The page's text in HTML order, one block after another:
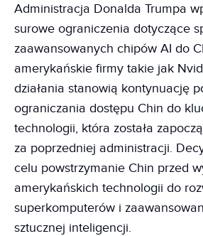
Administracja Donalda Trumpa
surowe ograniczenia dotyczące
zaawansowanych chipów AI do
amerykańskie firmy takie jak
działania stanowią kontynuację
ograniczania dostępu Chin do
technologii, która została
za poprzedniej administracji.
celu powstrzymanie Chin przed
amerykańskich technologii do
superkomputerów i
sztucznej inteligencji.